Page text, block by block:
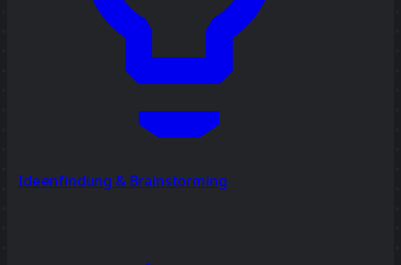
Ideenfindung & Brainstorming